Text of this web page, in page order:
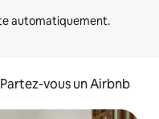
Partez-vous un Airbnb